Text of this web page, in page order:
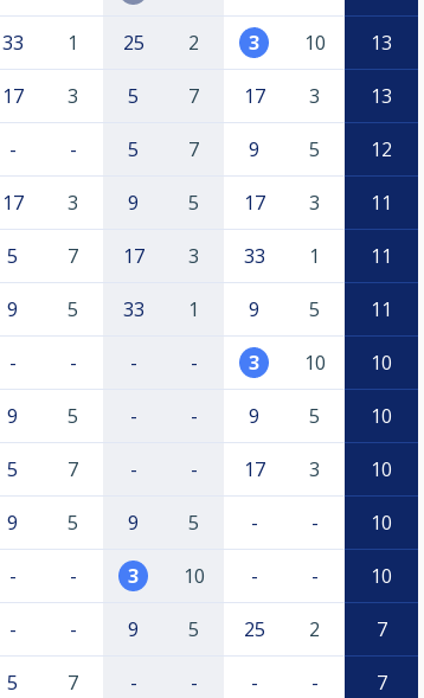
33 1 25 2 3 10 13
17 3 5 7 17 3 13
- - 5 7 9 5 12
17 3 9 5 17 3 11
5 7 17 3 33 1 11
9 5 33 1 9 5 11
- - - - 3 10 10
9 5 - - 9 5 10
5 7 - - 17 3 10
9 5 9 5 - - 10
- - 3 10 - - 10
- - 9 5 25 2 7
5 7 - - - - 7